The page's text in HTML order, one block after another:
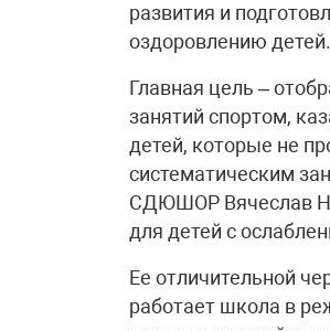
развития и
оздоровлению детей.
Главная цель –
занятий спортом,
детей, которые не
систематическим
СДЮШОР Вячеслав
для детей с
Ее отличительной
работает школа в